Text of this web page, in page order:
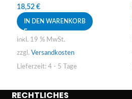
Rhabarber aquaxtrem ™
100ml
18,52 €
IN DEN WARENKORB
inkl. 19 % MwSt.
zzgl. Versandkosten
Lieferzeit: 4 - 5 Tage
RECHTLICHES